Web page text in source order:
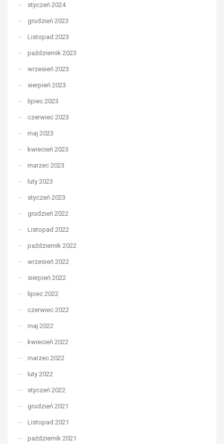
styczeń 2024
grudzień 2023
Listopad 2023
październik 2023
wrzesień 2023
sierpień 2023
lipiec 2023
czerwiec 2023
maj 2023
kwiecień 2023
marzec 2023
luty 2023
styczeń 2023
grudzień 2022
Listopad 2022
październik 2022
wrzesień 2022
sierpień 2022
lipiec 2022
czerwiec 2022
maj 2022
kwiecień 2022
marzec 2022
luty 2022
styczeń 2022
grudzień 2021
Listopad 2021
październik 2021